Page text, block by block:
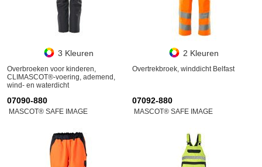
3 Kleuren
Overbroeken voor kinderen,
CLIMASCOT®-voering, ademend,
wind- en waterdicht
2 Kleuren
Overtrekbroek, winddicht Belfast
07090-880
MASCOT® SAFE IMAGE
07092-880
MASCOT® SAFE IMAGE